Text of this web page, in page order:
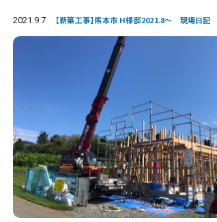
2021.9.7 【新築工事】熊本市 H様邸2021.8～ 現場日記